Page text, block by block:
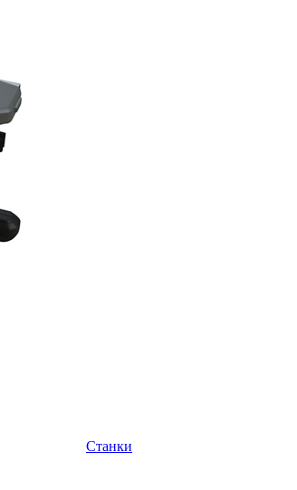
Станки